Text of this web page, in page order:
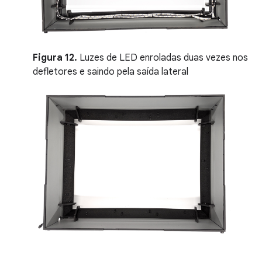
Figura 12. Luzes de LED enroladas duas vezes nos
defletores e saindo pela saída lateral